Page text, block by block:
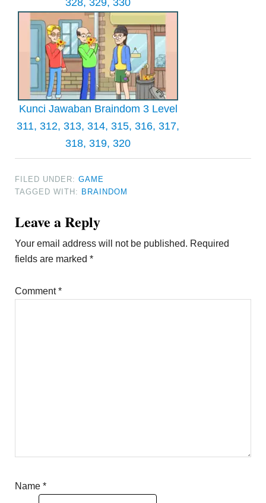
Kunci Jawaban Braindom 3 Level
311, 312, 313, 314, 315, 316, 317,
318, 319, 320
FILED UNDER:GAME
TAGGED WITH: BRAINDOM
Reader
Interactions
Leave a Reply
Your email address will not be published. Required
fields are marked*
Comment*
Name*